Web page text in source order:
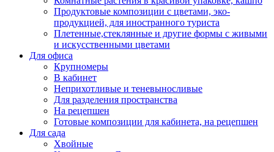
Продуктовые композиции с цветами, эко-
продукцией, для иностранного туриста
Плетенные,стеклянные и другие формы с живыми
и искусственными цветами
Для офиса
Крупномеры
В кабинет
Неприхотливые и теневыносливые
Для разделения пространства
На рецепшен
Готовые композиции для кабинета, на рецепшен
Для сада
Хвойные